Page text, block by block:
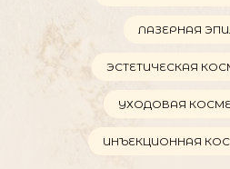
ЛАЗЕРНАЯ
ЭСТЕТИЧЕСКАЯ
УХОДОВАЯ
ИНЪЕКЦИОННАЯ
свяжемся с Вами в